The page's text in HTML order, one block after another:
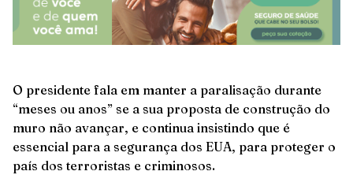
O presidente fala em manter a paralisação durante
“meses ou anos” se a sua proposta de construção do
muro não avançar, e continua insistindo que é
essencial para a segurança dos EUA, para proteger o
país dos terroristas e criminosos.